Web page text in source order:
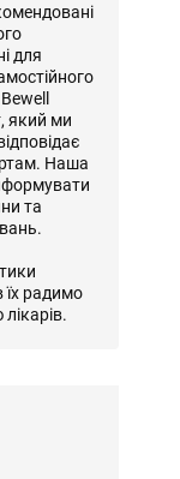
для
який ми
Наша
та
їх радимо